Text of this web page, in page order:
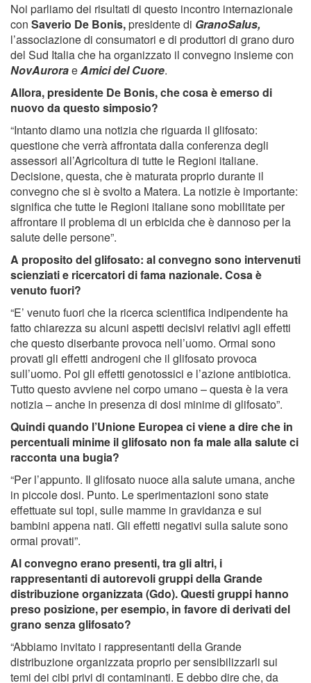
Noi parliamo dei risultati di questo incontro internazionale
con Saverio De Bonis,presidente di GranoSalus,
l’associazione di consumatori e di produttori di grano duro
del Sud Italia che ha organizzato il convegno insieme con
NovAuroraeAmici del Cuore.
Allora, presidente De Bonis, che cosa è emerso di
nuovo da questo simposio?
“Intanto diamo una notizia che riguarda il glifosato:
questione che verrà affrontata dalla conferenza degli
assessori all’Agricoltura di tutte le Regioni italiane.
Decisione, questa, che è maturata proprio durante il
convegno che si è svolto a Matera. La notizie è importante:
significa che tutte le Regioni italiane sono mobilitate per
affrontare il problema di un erbicida che è dannoso per la
salute delle persone”.
A proposito del glifosato: al convegno sono intervenuti
scienziati e ricercatori di fama nazionale. Cosa è
venuto fuori?
“E’ venuto fuori che la ricerca scientifica indipendente ha
fatto chiarezza su alcuni aspetti decisivi relativi agli effetti
che questo diserbante provoca nell’uomo. Ormai sono
provati gli effetti androgeni che il glifosato provoca
sull’uomo. Poi gli effetti genotossici e l’azione antibiotica.
Tutto questo avviene nel corpo umano – questa è la vera
notizia – anche in presenza di dosi minime di glifosato”.
Quindi quando l’Unione Europea ci viene a dire che in
percentuali minime il glifosato non fa male alla salute ci
racconta una bugia?
“Per l’appunto. Il glifosato nuoce alla salute umana, anche
in piccole dosi. Punto. Le sperimentazioni sono state
effettuate sui topi, sulle mamme in gravidanza e sui
bambini appena nati. Gli effetti negativi sulla salute sono
ormai provati”.
Al convegno erano presenti, tra gli altri, i
rappresentanti di autorevoli gruppi della Grande
distribuzione organizzata (Gdo). Questi gruppi hanno
preso posizione, per esempio, in favore di derivati del
grano senza glifosato?
“Abbiamo invitato i rappresentanti della Grande
distribuzione organizzata proprio per sensibilizzarli sui
temi dei cibi privi di contaminanti. E debbo dire che, da